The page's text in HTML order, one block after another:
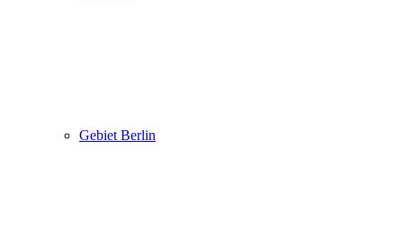
Gebiet Berlin